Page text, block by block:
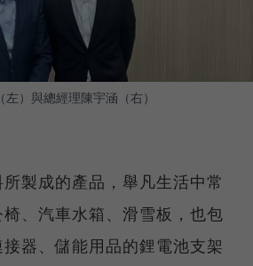
）與總經理陳宇涵（右）
製成的產品，舉凡生活中常
、汽車水箱、滑雪板，也包
器、儲能用品的鋰電池支架